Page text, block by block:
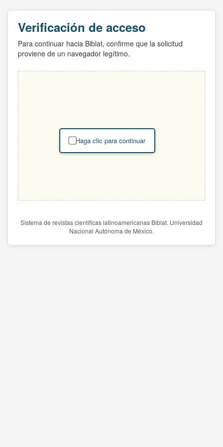
Verificación de acceso
Para continuar hacia Biblat, confirme que la solicitud
proviene de un navegador legítimo.
Haga clic para continuar
Sistema de revistas científicas latinoamericanas Biblat. Universidad
Nacional Autónoma de México.